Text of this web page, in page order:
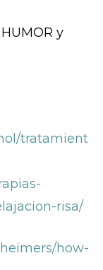
y
tratamient
risa/
how-